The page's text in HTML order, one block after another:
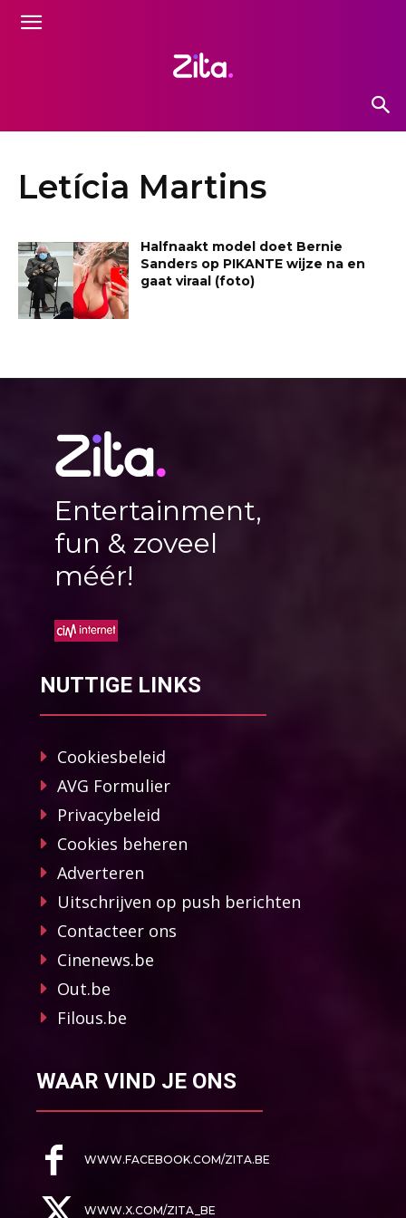
Letícia Martins
Halfnaakt model doet Bernie
Sanders op PIKANTE wijze na en
gaat viraal (foto)
Entertainment,
fun & zoveel
méér!
NUTTIGE LINKS
Cookiesbeleid
AVG Formulier
Privacybeleid
Cookies beheren
Adverteren
Uitschrijven op push berichten
Contacteer ons
Cinenews.be
Out.be
Filous.be
WAAR VIND JE ONS
WWW.FACEBOOK.COM/ZITA.BE
WWW.X.COM/ZITA_BE